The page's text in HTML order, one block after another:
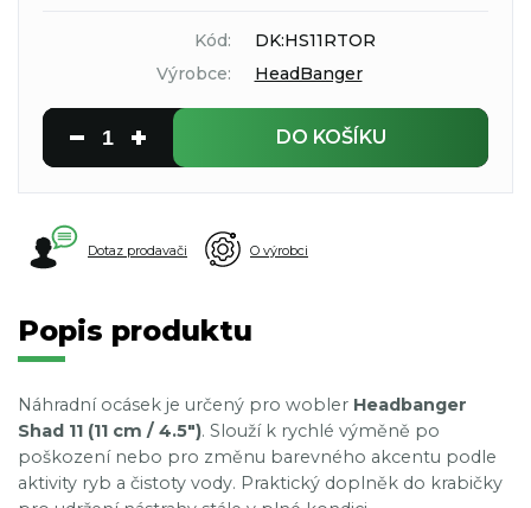
Kód:
DK:HS11RTOR
Výrobce:
HeadBanger
DO KOŠÍKU
Dotaz prodavači O výrobci
Popis produktu
Náhradní ocásek je určený pro wobler Headbanger
Shad 11 (11 cm / 4.5"). Slouží k rychlé výměně po
poškození nebo pro změnu barevného akcentu podle
aktivity ryb a čistoty vody. Praktický doplněk do krabičky